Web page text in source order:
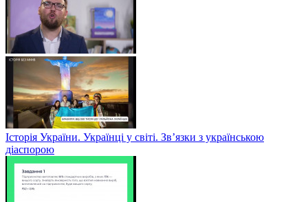
Історія України. Українці у світі. Зв’язки з українською
діаспорою